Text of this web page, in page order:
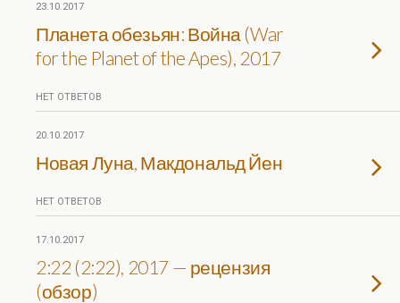
23.10.2017
Планета обезьян: Война (War
for the Planet of the Apes), 2017
НЕТ ОТВЕТОВ
20.10.2017
Новая Луна, Макдональд Йен
НЕТ ОТВЕТОВ
17.10.2017
2:22 (2:22), 2017 — рецензия
(обзор)